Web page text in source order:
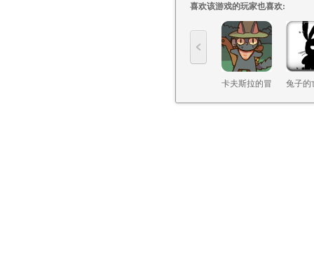
喜欢该游戏的玩家也喜欢:
卡夫斯拉的冒
兔子的